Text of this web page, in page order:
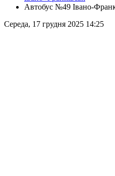
Автобус №49 Івано-
Середа, 17 грудня 2025 14:25